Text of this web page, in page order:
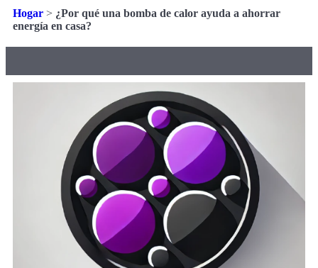
Hogar > ¿Por qué una bomba de calor ayuda a ahorrar
energía en casa?